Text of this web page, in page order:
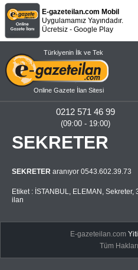
E-gazeteilan.com Mobil
Uygulamamız Yayındadır.
Ücretsiz - Google Play
Türkiyenin İlk ve Tek
Online Gazete İlan Sitesi
0212 571 46 99
(09:00 - 19:00)
SEKRETER
SEKRETER aranıyor 0543.602.39.73
Etiket : İSTANBUL, ELEMAN , Sekreter,
ilan
E-gazeteilan.com
Tüm